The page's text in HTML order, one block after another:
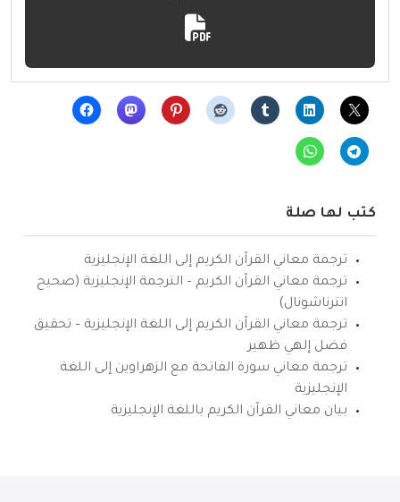
كتب لها صلة
ترجمة معاني القرآن الكريم إلى اللغة الإنجليزية
ترجمة معاني القرآن الكريم – الترجمة الإنجليزية (صحيح
انترناشونال)
ترجمة معاني القرآن الكريم إلى اللغة الإنجليزية – تحقيق
فضل إلهي ظهير
ترجمة معاني سورة الفاتحة مع الزهراوين إلى اللغة
الإنجليزية
بيان معاني القرآن الكريم باللغة الإنجليزية